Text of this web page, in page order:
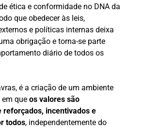
ética e conformidade no DNA da
que obedecer às leis,
e políticas internas deixa
obrigação e torna-se parte
diário de todos os
é a criação de um ambiente
que os valores são
reforçados, incentivados e
todos, independentemente do